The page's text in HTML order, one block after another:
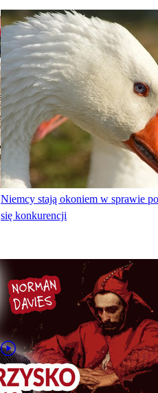
Niemcy stają okoniem w sprawie
się konkurencji